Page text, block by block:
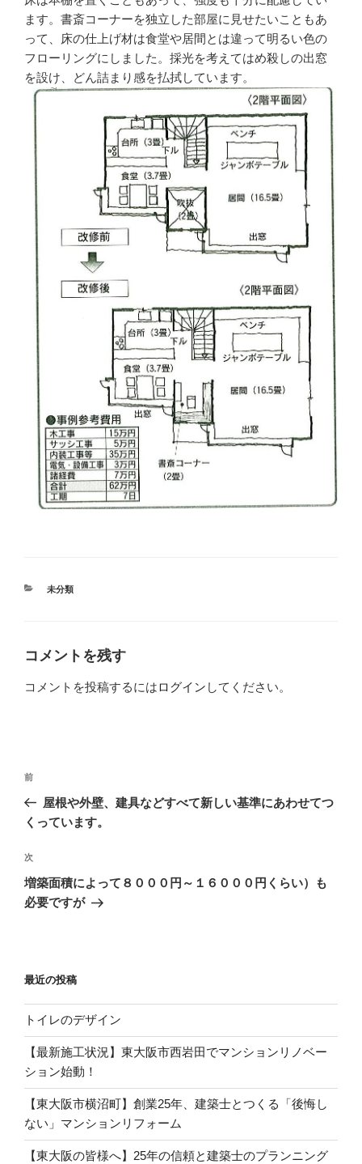
ます。書斎コーナーを独立した部屋に見せたいこともあ
って、床の仕上げ材は食堂や居間とは違って明るい色の
フローリングにしました。採光を考えてはめ殺しの出窓
を設け、どん詰まり感を払拭しています。
カ
未分類
コメントを残す
コメントを投稿するにはログイン してください。
投
ナ
ゲ
ー
シ
過
去
の
稿
前
屋根や外壁、建具などすべて新しい基準にあわせてつ
くっています。
次
の
投
次
増築面積によって８０００円～１６０００円くらい）も
必要ですが
最近の投稿
トイレのデザイン
【最新施工状況】東大阪市西岩田でマンションリノベー
ション始動！
【東大阪市横沼町】創業25年、建築士とつくる「後悔し
ない」マンションリフォーム
【東大阪の皆様へ】25年の信頼と建築士のプランニング